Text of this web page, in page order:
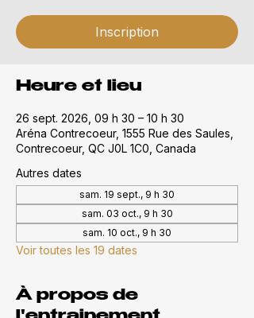
Inscription
Heure et lieu
26 sept. 2026, 09 h 30 – 10 h 30
Aréna Contrecoeur, 1555 Rue des Saules,
Contrecoeur, QC J0L 1C0, Canada
Autres dates
sam. 19 sept., 9 h 30
sam. 03 oct., 9 h 30
sam. 10 oct., 9 h 30
Voir toutes les 19 dates
À propos de